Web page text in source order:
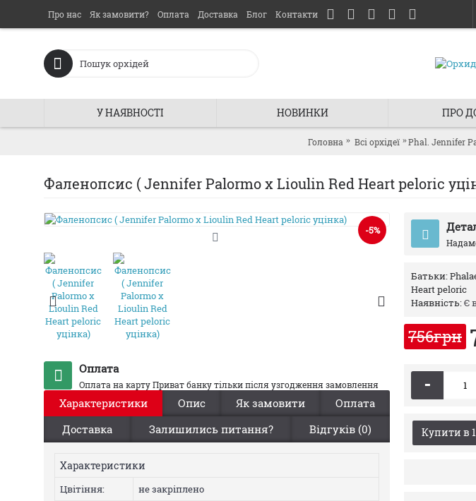
Про нас Як замовити? Оплата Доставка Блог Контакти
У НАЯВНОСТІ НОВИНКИ ПРО
Головна Всі орхідеї Phal. Jennifer
Фаленопсис ( Jennifer Palormo x Lioulin Red Heart peloric
-5%
Оплата
Оплата на карту Приват банку тільки після узгодження замовлення
Характеристики Опис Як замовити
Оплата
Доставка
Залишились питання? Відгуків (0)
Характеристики
Цвiтiння:
не закріплено
Батьки:
Heart peloric
Наявність:Є
756грн
-
Купити в